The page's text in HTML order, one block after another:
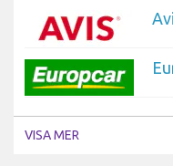
VISA MER